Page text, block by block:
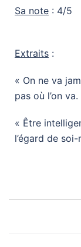
Sa note : 4/5
Extraits :
« On ne va
pas où l’on va.
« Être
l’égard de soi-